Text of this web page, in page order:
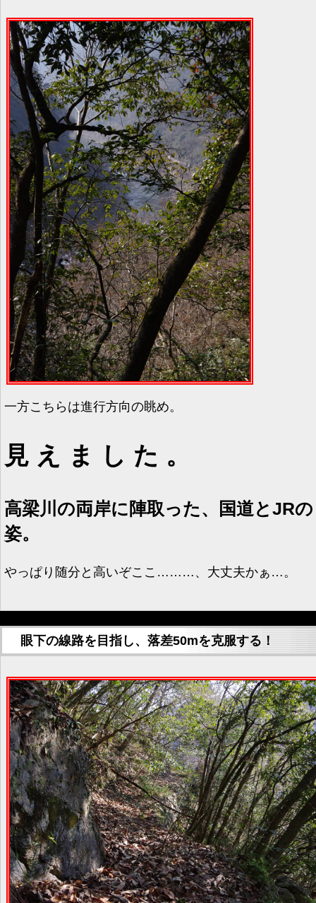
一方こちらは進行方向の眺め。
見えました。
高梁川の両岸に陣取った、国道とJRの
姿。
やっぱり随分と高いぞここ………、大丈夫かぁ…。
眼下の線路を目指し、落差50mを克服する！